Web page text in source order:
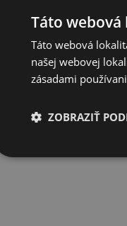
Táto
Táto webová
našej webovej
zásadami
ZOBRAZIŤ